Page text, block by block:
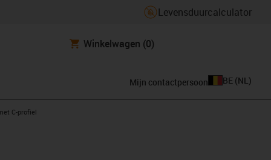
Levensduurcalculator
Winkelwagen (0)
Mijn contactpersoon BE (NL )
C-profiel